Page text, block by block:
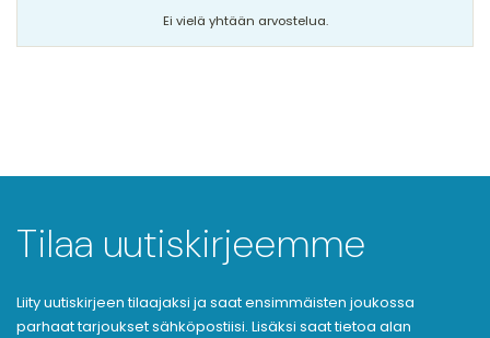
Ei vielä yhtään arvostelua.
Tilaa uutiskirjeemme
Liity uutiskirjeen tilaajaksi ja saat ensimmäisten joukossa
parhaat tarjoukset sähköpostiisi. Lisäksi saat tietoa alan